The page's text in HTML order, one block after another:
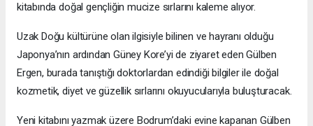
kitabında doğal gençliğin mucize sırlarını kaleme alıyor.
Uzak Doğu kültürüne olan ilgisiyle bilinen ve hayranı olduğu
Japonya’nın ardından Güney Kore’yi de ziyaret eden Gülben
Ergen, burada tanıştığı doktorlardan edindiği bilgiler ile doğal
kozmetik, diyet ve güzellik sırlarını okuyucularıyla buluşturacak.
Yeni kitabını yazmak üzere Bodrum’daki evine kapanan Gülben